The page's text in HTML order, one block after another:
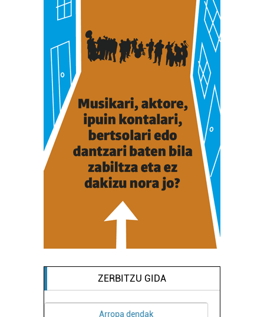
Bazkide batzuek ez dizute baimenik eskatzen, eta beren
interes komertzial legitimoetan babesten dira. Ikusi gure
bazkideen zerrenda, beren ustez zein helburutarako
duten interes legitimoa eta horren aurka nola egin
dezakezun ikusteko.
Lortu zure datu pertsonalak prozesatzeko moduari
buruzko informazio gehiago eta ezarri zure lehentasunak
datuen atalean. Edozein unetan alda edo ken dezakezu
zure baimena Cookieen adierazpenean.
Webgune honek cookie propioak eta hirugarrenen cookie-
fitxategiak erabiltzen ditu. Zure esperientzia eta
zerbitzuak hobetzeko asmoz, cookie teknologiaz
baliatzen gara. Ohar hau onartuz gero, teknologia hori
erabiltzeko baimen esplizitua ematen diguzu.
Gehiago
ZERBITZU GIDA
Estetika